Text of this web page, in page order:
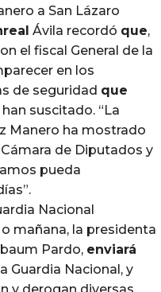
a San Lázaro
Ávila recordó que,
el fiscal General de la
en los
de seguridad que
suscitado. “La
Manero ha mostrado
de Diputados y
pueda
Nacional
mañana, la presidenta
Pardo, enviará
Guardia Nacional, y